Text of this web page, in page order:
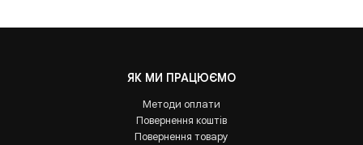
ЯК МИ ПРАЦЮЄМО
Методи оплати
Повернення коштів
Повернення товару